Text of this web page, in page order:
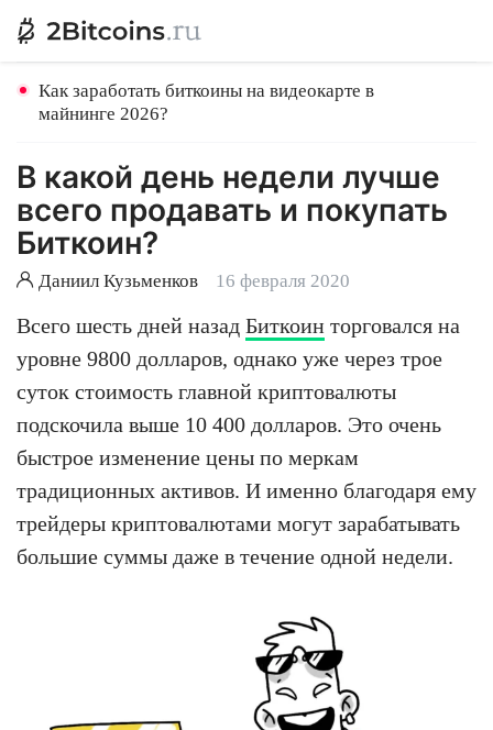
Как заработать биткоины на видеокарте в
майнинге 2026?
В какой день недели лучше
всего продавать и покупать
Биткоин?
Даниил Кузьменков 16 февраля 2020
Всего шесть дней назад Биткоин торговался на
уровне 9800 долларов, однако уже через трое
суток стоимость главной криптовалюты
подскочила выше 10 400 долларов. Это очень
быстрое изменение цены по меркам
традиционных активов. И именно благодаря ему
трейдеры криптовалютами могут зарабатывать
большие суммы даже в течение одной недели.